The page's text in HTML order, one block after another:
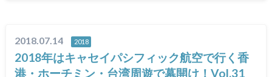
2018.07.14 2018
2018年はキャセイパシフィック航空で行く香
港・ホーチミン・台湾周遊で幕開け！Vol.31